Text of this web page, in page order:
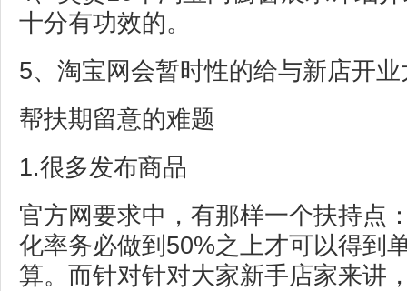
十分有功效的。
5、淘宝网会暂时性的给与新店开
帮扶期留意的难题
1.很多发布商品
官方网要求中，有那样一个扶持点
化率务必做到50%之上才可以得到
算。而针对针对大家新手店家来讲